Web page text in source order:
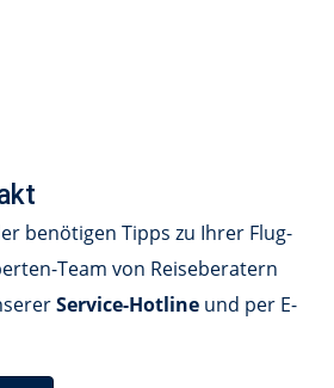
benötigen Tipps zu Ihrer Flug-
Team von Reiseberatern
Service-Hotline und per E-